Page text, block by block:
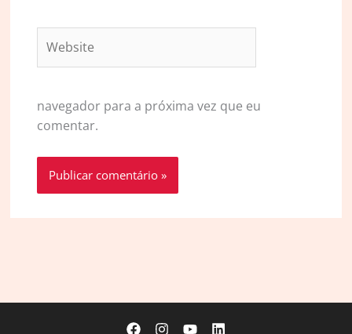
navegador para a próxima vez que eu
comentar.